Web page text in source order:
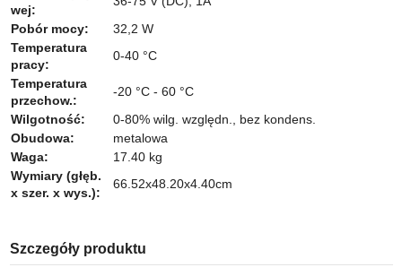
wej:
Pobór mocy:
32,2 W
Temperatura
pracy:
0-40 °C
Temperatura
przechow.:
-20 °C - 60 °C
Wilgotność:
0-80% wilg. względn., bez kondens.
Obudowa:
metalowa
Waga:
17.40 kg
Wymiary (głęb.
x szer. x wys.):
66.52x48.20x4.40cm
Szczegóły produktu